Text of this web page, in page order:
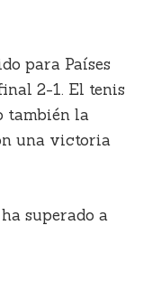
para Países
2-1. El tenis
también la
una victoria
superado a